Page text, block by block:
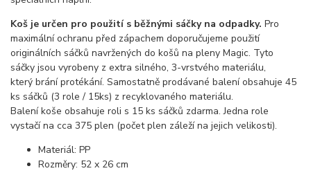
Koš je určen pro použití s běžnými sáčky na odpadky. Pro
maximální ochranu před zápachem doporučujeme použití
originálních sáčků navržených do košů na pleny Magic. Tyto
sáčky jsou vyrobeny z extra silného, 3-vrstvého materiálu,
který brání protékání. Samostatně prodávané balení obsahuje 45
ks sáčků (3 role / 15ks) z recyklovaného materiálu.
Balení koše obsahuje roli s 15 ks sáčků zdarma. Jedna role
vystačí na cca 375 plen (počet plen záleží na jejich velikosti).
Materiál: PP
Rozměry: 52 x 26 cm